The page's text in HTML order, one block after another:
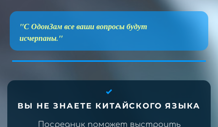
"С ОдонЗам все ваши вопросы будут
исчерпаны."
ВЫ НЕ ЗНАЕТЕ КИТАЙСКОГО ЯЗЫКА
Посредник поможет выстроить